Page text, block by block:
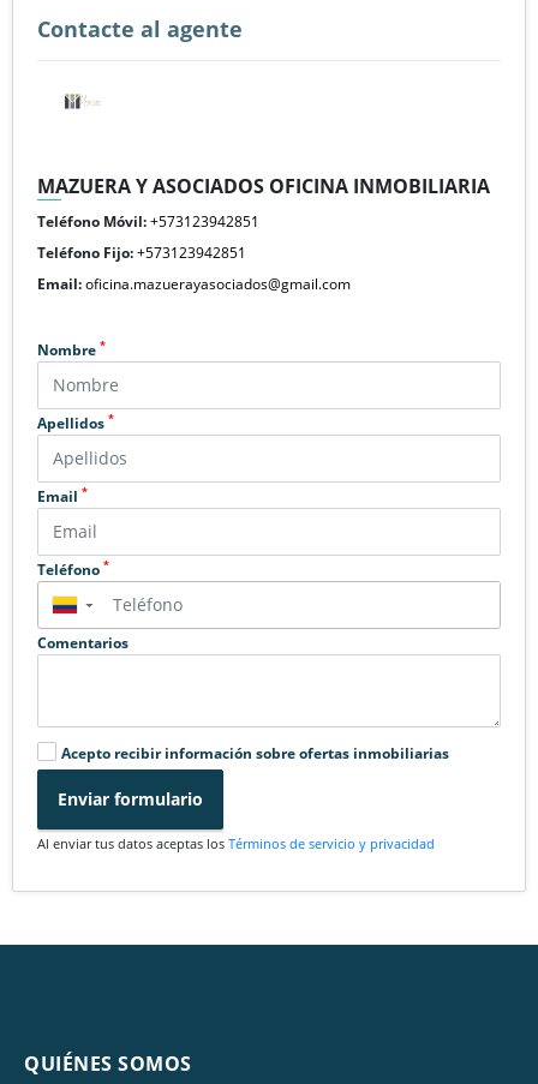
Contacte al agente
MAZUERA Y ASOCIADOS OFICINA INMOBILIARIA
Teléfono Móvil:+573123942851
Teléfono Fijo:+573123942851
Email:oficina.mazuerayasociados@gmail.com
Nombre *
Apellidos *
Email *
Teléfono *
▼
Comentarios
Acepto recibir información sobre ofertas inmobiliarias
Enviar formulario
Al enviar tus datos aceptas los Términos de servicio y privacidad
QUIÉNES SOMOS